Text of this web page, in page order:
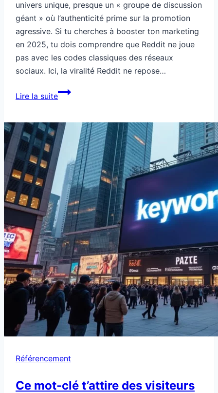
univers unique, presque un « groupe de discussion
géant » où l’authenticité prime sur la promotion
agressive. Si tu cherches à booster ton marketing
en 2025, tu dois comprendre que Reddit ne joue
pas avec les codes classiques des réseaux
sociaux. Ici, la viralité Reddit ne repose…
Lire la suiteComment
pour
booster
ton
marketing
Référencement
Ce mot-clé t’attire des visiteurs